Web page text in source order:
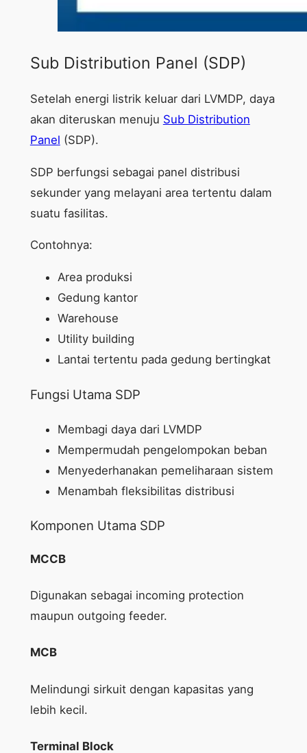
Sub Distribution Panel (SDP)
Setelah energi listrik keluar dari LVMDP, daya
akan diteruskan menuju Sub Distribution
Panel (SDP).
SDP berfungsi sebagai panel distribusi
sekunder yang melayani area tertentu dalam
suatu fasilitas.
Contohnya:
Area produksi
Gedung kantor
Warehouse
Utility building
Lantai tertentu pada gedung bertingkat
Fungsi Utama SDP
Membagi daya dari LVMDP
Mempermudah pengelompokan beban
Menyederhanakan pemeliharaan sistem
Menambah fleksibilitas distribusi
Komponen Utama SDP
MCCB
Digunakan sebagai incoming protection
maupun outgoing feeder.
MCB
Melindungi sirkuit dengan kapasitas yang
lebih kecil.
Terminal Block